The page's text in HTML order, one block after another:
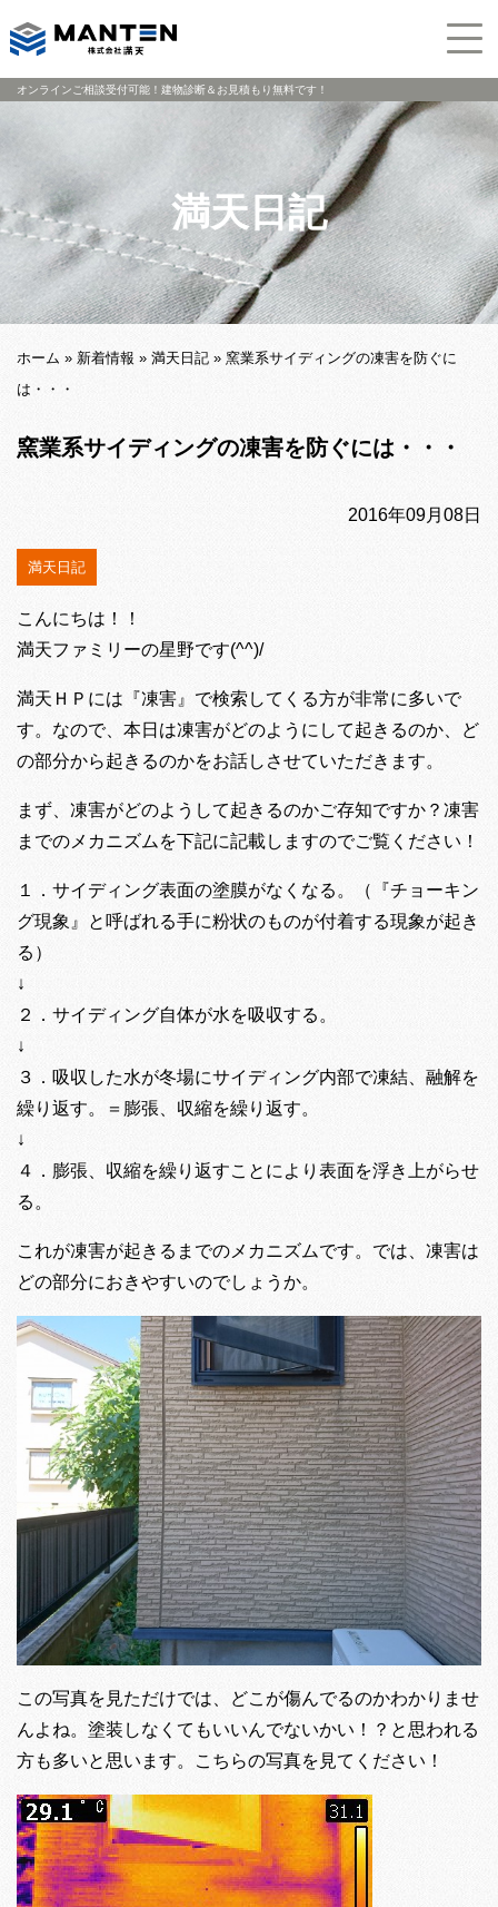
オンラインご相談受付可能！建物診断＆お見積もり無料です！
満天日記
ホーム » 新着情報 » 満天日記 » 窯業系サイディングの凍害を防ぐに
は・・・
窯業系サイディングの凍害を防ぐには・・・
2016年09月08日
満天日記
こんにちは！！
満天ファミリーの星野です(^^)/
満天ＨＰには『凍害』で検索してくる方が非常に多いで
す。なので、本日は凍害がどのようにして起きるのか、ど
の部分から起きるのかをお話しさせていただきます。
まず、凍害がどのようして起きるのかご存知ですか？凍害
までのメカニズムを下記に記載しますのでご覧ください！
１．サイディング表面の塗膜がなくなる。（『チョーキン
グ現象』と呼ばれる手に粉状のものが付着する現象が起き
る）
↓
２．サイディング自体が水を吸収する。
↓
３．吸収した水が冬場にサイディング内部で凍結、融解を
繰り返す。＝膨張、収縮を繰り返す。
↓
４．膨張、収縮を繰り返すことにより表面を浮き上がらせ
る。
これが凍害が起きるまでのメカニズムです。では、凍害は
どの部分におきやすいのでしょうか。
この写真を見ただけでは、どこが傷んでるのかわかりませ
んよね。塗装しなくてもいいんでないかい！？と思われる
方も多いと思います。こちらの写真を見てください！